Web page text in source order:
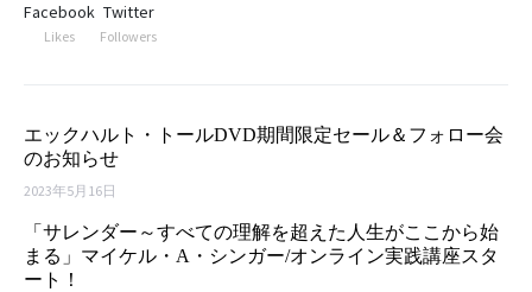
Facebook
Likes
Twitter
Followers
エックハルト・トールDVD期間限定セール＆フォロー会
のお知らせ
2023年5月16日
「サレンダー～すべての理解を超えた人生がここから始
まる」マイケル・A・シンガー/オンライン実践講座スタ
ート！